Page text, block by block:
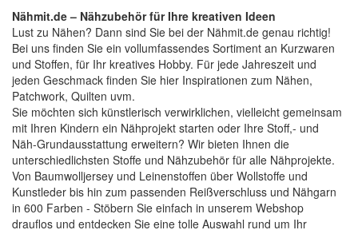
Nähmit.de – Nähzubehör für Ihre kreativen Ideen
Lust zu Nähen? Dann sind Sie bei der Nähmit.de genau richtig!
Bei uns finden Sie ein vollumfassendes Sortiment an Kurzwaren
und Stoffen, für Ihr kreatives Hobby. Für jede Jahreszeit und
jeden Geschmack finden Sie hier Inspirationen zum Nähen,
Patchwork, Quilten uvm.
Sie möchten sich künstlerisch verwirklichen, vielleicht gemeinsam
mit Ihren Kindern ein Nähprojekt starten oder Ihre Stoff,- und
Näh-Grundausstattung erweitern? Wir bieten Ihnen die
unterschiedlichsten Stoffe und Nähzubehör für alle Nähprojekte.
Von Baumwolljersey und Leinenstoffen über Wollstoffe und
Kunstleder bis hin zum passenden Reißverschluss und Nähgarn
in 600 Farben - Stöbern Sie einfach in unserem Webshop
drauflos und entdecken Sie eine tolle Auswahl rund um Ihr